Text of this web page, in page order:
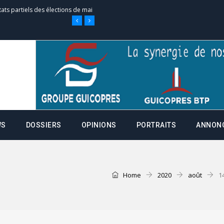
partiels des élections de mai
d’appel, joignable au 105, ouvert
campagnes ce jeudi 28 mai à
DOSSIERS OPINIONS PORTRAITS
Home 2020 août